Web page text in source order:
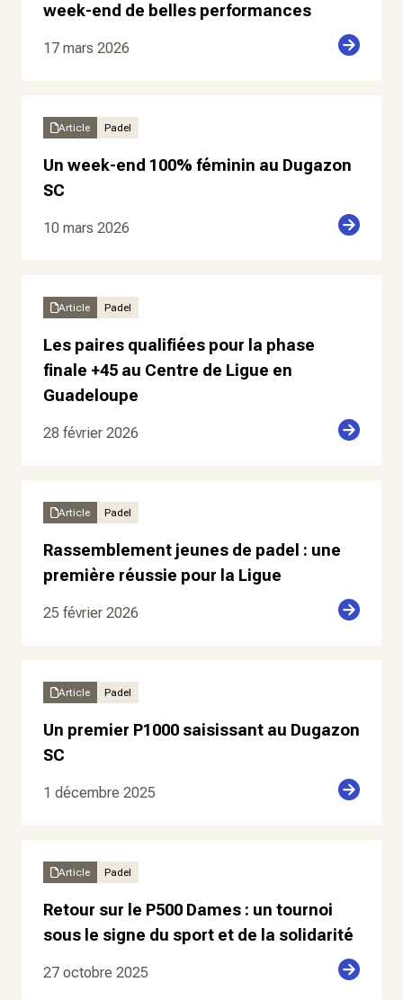
week-end de belles performances
17 mars 2026
Article Padel
Un week-end 100% féminin au Dugazon
SC
10 mars 2026
Article Padel
Les paires qualifiées pour la phase
finale +45 au Centre de Ligue en
Guadeloupe
28 février 2026
Article Padel
Rassemblement jeunes de padel : une
première réussie pour la Ligue
25 février 2026
Article Padel
Un premier P1000 saisissant au Dugazon
SC
1 décembre 2025
Article Padel
Retour sur le P500 Dames : un tournoi
sous le signe du sport et de la solidarité
27 octobre 2025